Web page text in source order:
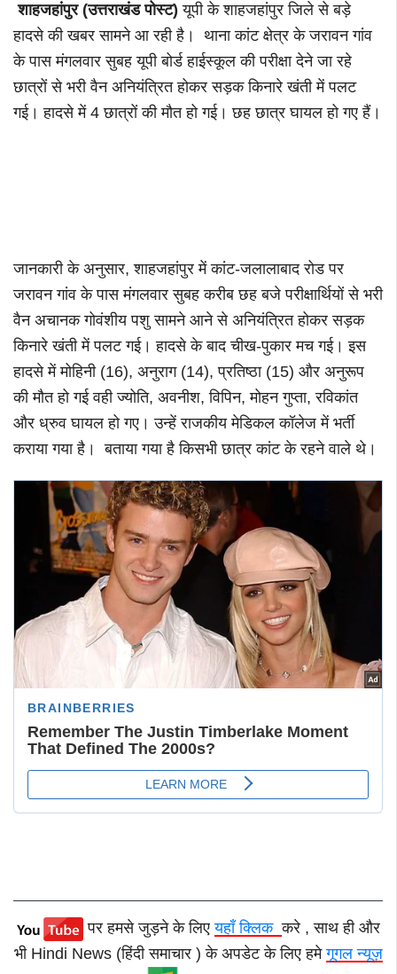
शाहजहांपुर (उत्तराखंड पोस्ट)यूपी के शाहजहांपुर जिले से बड़े
हादसे की खबर सामने आ रही है। थाना कांट क्षेत्र के जरावन गांव
के पास मंगलवार सुबह यूपी बोर्ड हाईस्कूल की परीक्षा देने जा रहे
छात्रों से भरी वैन अनियंत्रित होकर सड़क किनारे खंती में पलट
गई। हादसे में 4 छात्रों की मौत हो गई। छह छात्र घायल हो गए हैं।
जानकारी के अनुसार, शाहजहांपुर में कांट-जलालाबाद रोड पर
जरावन गांव के पास मंगलवार सुबह करीब छह बजे परीक्षार्थियों से भरी
वैन अचानक गोवंशीय पशु सामने आने से अनियंत्रित होकर सड़क
किनारे खंती में पलट गई। हादसे के बाद चीख-पुकार मच गई। इस
हादसे में मोहिनी (16), अनुराग (14), प्रतिष्ठा (15) और अनुरूप
की मौत हो गई वही ज्योति, अवनीश, विपिन, मोहन गुप्ता, रविकांत
और ध्रुव घायल हो गए। उन्हें राजकीय मेडिकल कॉलेज में भर्ती
कराया गया है। बताया गया है किसभी छात्र कांट के रहने वाले थे।
पर हमसे जुड़ने के लिएयहाँ क्लिककरे , साथ ही और
भी Hindi News (हिंदी समाचार ) के अपडेट के लिए हमेगूगल न्यूज़